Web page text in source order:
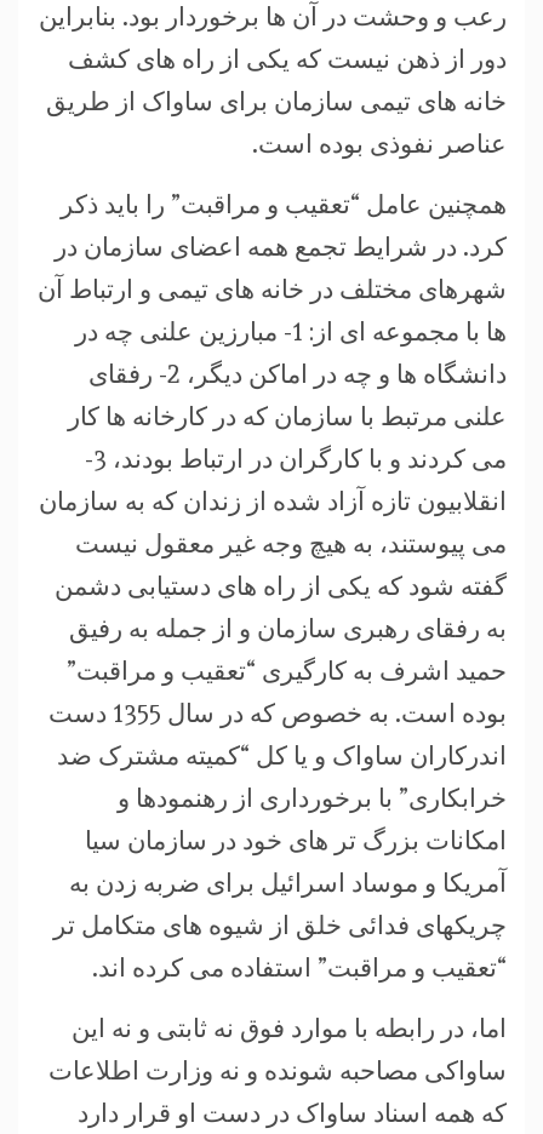
رعب و وحشت در آن ها برخوردار بود. بنابراین
دور از ذهن نیست که یکی از راه های کشف
خانه های تیمی سازمان برای ساواک از طریق
عناصر نفوذی بوده است.
همچنین عامل “تعقیب و مراقبت” را باید ذکر
کرد. در شرایط تجمع همه اعضای سازمان در
شهرهای مختلف در خانه های تیمی و ارتباط آن
ها با مجموعه ای از: 1- مبارزین علنی چه در
دانشگاه ها و چه در اماکن دیگر، 2- رفقای
علنی مرتبط با سازمان که در کارخانه ها کار
می کردند و با کارگران در ارتباط بودند، 3-
انقلابیون تازه آزاد شده از زندان که به سازمان
می پیوستند، به هیچ وجه غیر معقول نیست
گفته شود که یکی از راه های دستیابی دشمن
به رفقای رهبری سازمان و از جمله به رفیق
حمید اشرف به کارگیری “تعقیب و مراقبت”
بوده است. به خصوص که در سال 1355 دست
اندرکاران ساواک و یا کل “کمیته مشترک ضد
خرابکاری” با برخورداری از رهنمودها و
امکانات بزرگ تر های خود در سازمان سیا
آمریکا و موساد اسرائیل برای ضربه زدن به
چریکهای فدائی خلق از شیوه های متکامل تر
“تعقیب و مراقبت” استفاده می کرده اند.
اما، در رابطه با موارد فوق نه ثابتی و نه این
ساواکی مصاحبه شونده و نه وزارت اطلاعات
که همه اسناد ساواک در دست او قرار دارد